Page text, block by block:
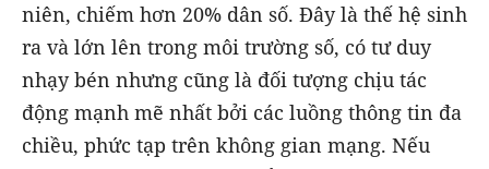
niên, chiếm hơn 20% dân số. Đây là thế hệ sinh
ra và lớn lên trong môi trường số, có tư duy
nhạy bén nhưng cũng là đối tượng chịu tác
động mạnh mẽ nhất bởi các luồng thông tin đa
chiều, phức tạp trên không gian mạng. Nếu